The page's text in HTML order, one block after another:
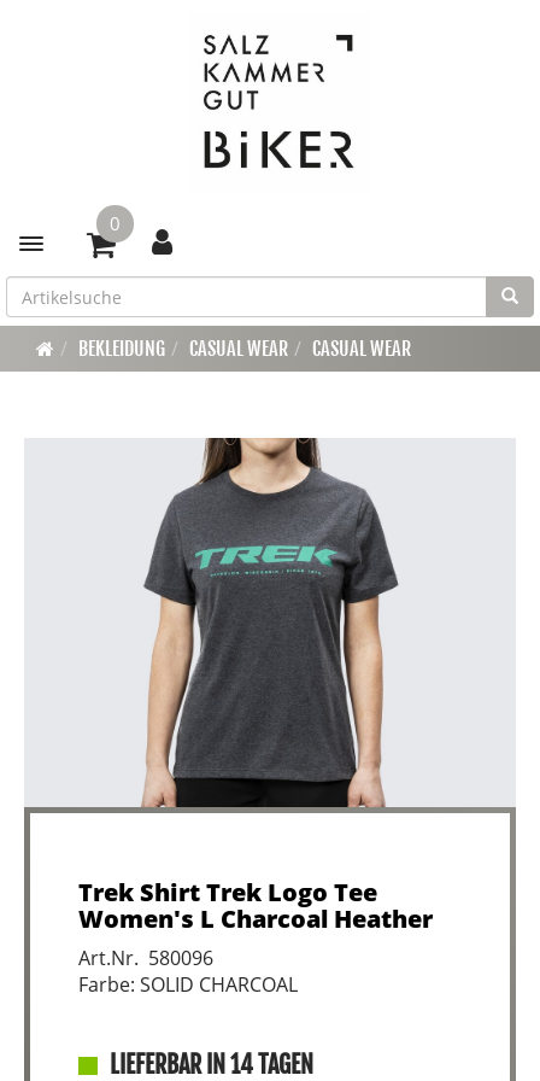
Toggle navigation
0
BEKLEIDUNG CASUAL WEAR CASUAL WEAR
Trek Shirt Trek Logo Tee
Women's L Charcoal Heather
Art.Nr. 580096
Farbe: SOLID CHARCOAL
LIEFERBAR IN 14 TAGEN